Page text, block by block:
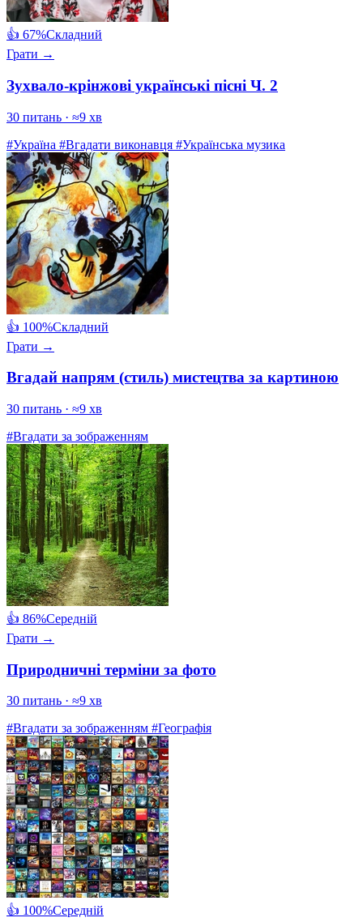
👍 67%Складний
Грати →
Зухвало-крінжові українські пісні Ч. 2
30 питань · ≈9 хв
#Україна #Вгадати виконавця #Українська музика
👍 100%Складний
Грати →
Вгадай напрям (стиль) мистецтва за картиною
30 питань · ≈9 хв
#Вгадати за зображенням
👍 86%Середній
Грати →
Природничні терміни за фото
30 питань · ≈9 хв
#Вгадати за зображенням #Географія
👍 100%Середній